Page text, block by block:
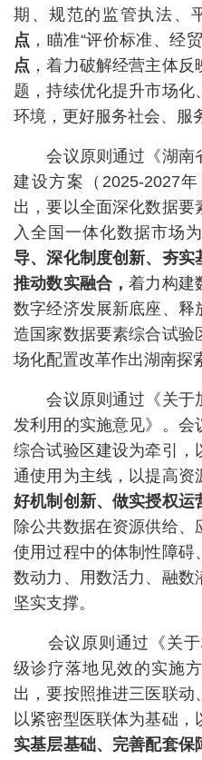
期、规范的监管执法、
点 ，瞄准“评价标准、经
点 ，着力破解经营主体
题，持续优化提升市场
环境，更好服务社会、服
会议原则通过《湖南
建设方案（2025-2027
出，要以全面深化数据要
入全国一体化数据市场
导、深化制度创新、夯实
推动数实融合，着力构建
数字经济发展新底座、释
造国家数据要素综合试验
场化配置改革作出湖南探
会议原则通过《关于
发利用的实施意见》。会
综合试验区建设为牵引，
通使用为主线，以提高资
好机制创新、做实授权运
除公共数据在资源供给
使用过程中的体制性障碍
数动力、用数活力、融数
坚实支撑。
会议原则通过《关于
级诊疗落地见效的实施
出，要按照推进三医联动
以紧密型医联体为基础，
实基层基础、完善配套保